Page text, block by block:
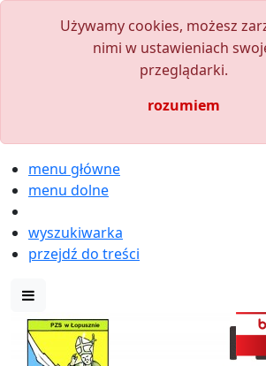
Używamy cookies, możesz
nimi w ustawieniach
przeglądarki.
rozumiem
menu główne
menu dolne
wyszukiwarka
przejdź do treści